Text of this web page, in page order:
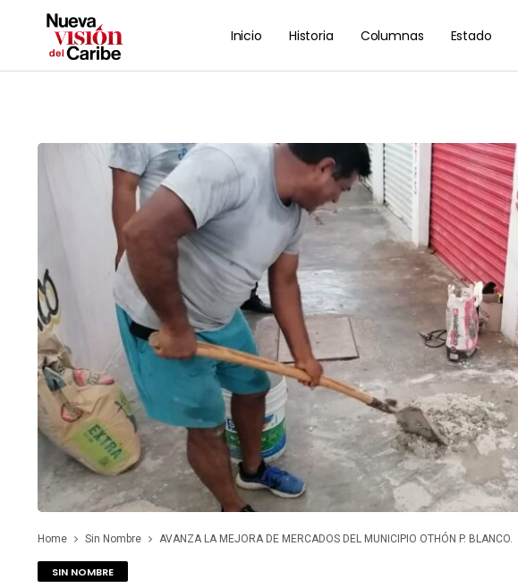
Inicio Historia Columnas Estado
Home Sin Nombre AVANZA LA MEJORA DE MERCADOS DEL MUNICIPIO OTHÓN P. BLANCO.
SIN NOMBRE